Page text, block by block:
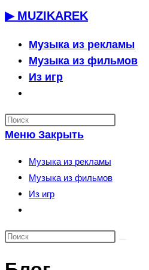
Перейти
содержимому
▶ MUZIKAREK
Музыка из рекламы
Музыка из фильмов
Из игр
по
веб-
сайту
Меню Закрыть
Музыка из рекламы
Музыка из фильмов
Из игр
по